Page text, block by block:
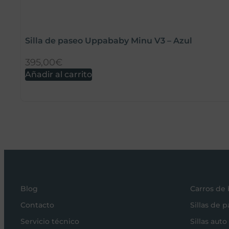
Silla de paseo Uppababy Minu V3 – Azul
395,00€
Añadir al carrito
Blog
Contacto
Servicio técnico
Carros de
Sillas de
Sillas auto